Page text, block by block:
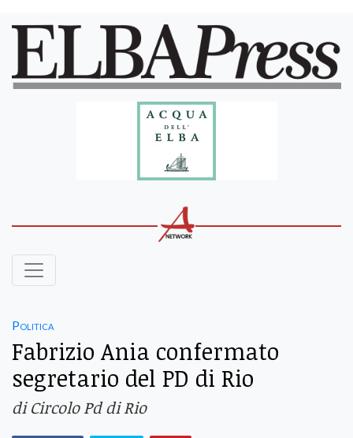
Politica
Fabrizio Ania confermato
segretario del PD di Rio
di Circolo Pd di Rio